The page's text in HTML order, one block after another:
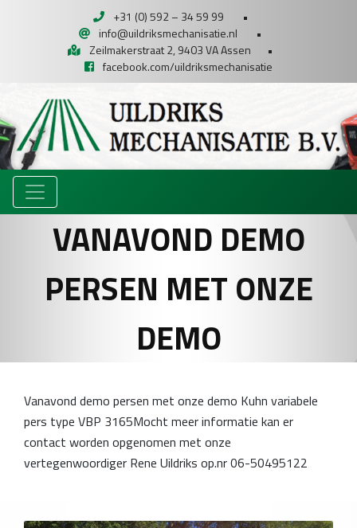
+31 (0) 592 – 34 59 99
•
info@uildriksmechanisatie.nl
•
Zeilmakerstraat 2, 9403 VA Assen
•
facebook.com/uildriksmechanisatie
VANAVOND DEMO
PERSEN MET ONZE
DEMO
Vanavond demo persen met onze demo Kuhn variabele
pers type VBP 3165Mocht meer informatie kan er
contact worden opgenomen met onze
vertegenwoordiger Rene Uildriks op.nr 06-50495122